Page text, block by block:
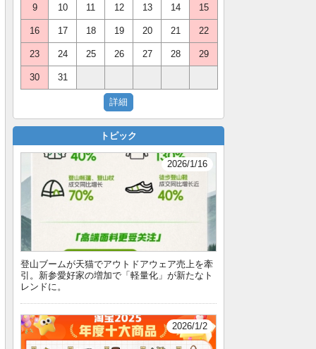
9 10 11 12 13 14 15
16 17 18 19 20 21 22
23 24 25 26 27 28 29
30 31
トピック
2026/1/16
登山ブームが天猫でアウトドアウェア売上を牽
引。新参愛好家の増加で「軽量化」が新たなト
レンドに。
2026/1/2